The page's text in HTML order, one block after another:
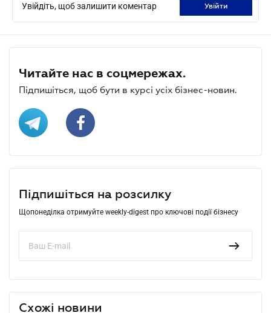
Увійдіть, щоб залишити коментар увійти
Читайте нас в соцмережах.
Підпишіться, щоб бути в курсі усіх бізнес-новин.
Підпишіться на розсилку
Щопонеділка отримуйте weekly-digest про ключові події бізнесу
Схожі новини